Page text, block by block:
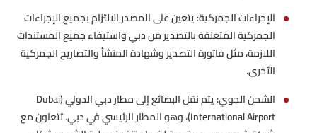
الإجراءات الجمركية: يتعين على المصدر الالتزام بجميع الإجراءات
الجمركية المتعلقة بالتصدير من دبي واستيفاء جميع المستندات
اللازمة، مثل فاتورة التصدير وشهادة المنشأ والتصاريح الجمركية
الأخرى.
الشحن الجوي: يتم نقل البضائع إلى مطار دبي الدولي (Dubai
International Airport)، وهو المطار الرئيسي في دبي. تتعاون مع